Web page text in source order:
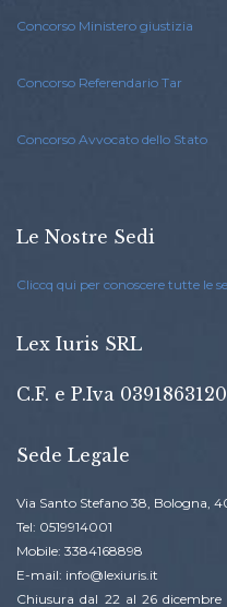
Concorso Ministero giustizia
Concorso Referendario Tar
Concorso Avvocato dello Stato
Le Nostre Sedi
Cliccq qui per conoscere tutte le
Lex Iuris SRL
C.F. e P.Iva
Sede Legale
Via Santo Stefano 38, Bologna,
Tel: 0519914001
Mobile: 3384168898
E-mail: info@lexiuris.it
Chiusura dal 22 al 26